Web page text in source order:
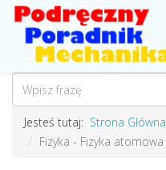
Jesteś tutaj: Strona Główna
Fizyka - Fizyka atomowa